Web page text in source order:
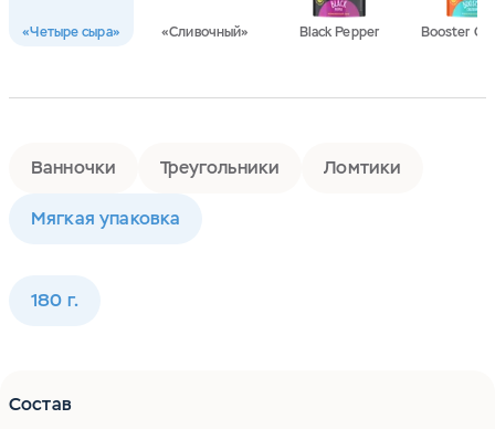
«Четыре сыра» «Сливочный» Black Pepper Booster
Ванночки Треугольники Ломтики
Мягкая упаковка
180 г.
Состав